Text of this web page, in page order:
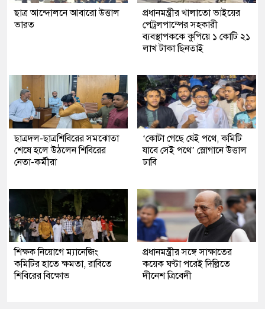
ছাত্র আন্দোলনে আবারো উত্তাল
ভারত
প্রধানমন্ত্রীর খালাতো ভাইয়ের
পেট্রলপাম্পের সহকারী
ব্যবস্থাপককে কুপিয়ে ১ কোটি ২১
লাখ টাকা ছিনতাই
ছাত্রদল-ছাত্রশিবিরের সমঝোতা
শেষে হলে উঠলেন শিবিরের
নেতা-কর্মীরা
‘কোটা গেছে যেই পথে, কমিটি
যাবে সেই পথে’ স্লোগানে উত্তাল
ঢাবি
শিক্ষক নিয়োগে ম্যানেজিং
কমিটির হাতে ক্ষমতা, রাবিতে
শিবিরের বিক্ষোভ
প্রধানমন্ত্রীর সঙ্গে সাক্ষাতের
কয়েক ঘণ্টা পরেই দিল্লিতে
দীনেশ ত্রিবেদী